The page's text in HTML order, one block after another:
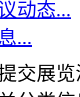
动态...
...
交展